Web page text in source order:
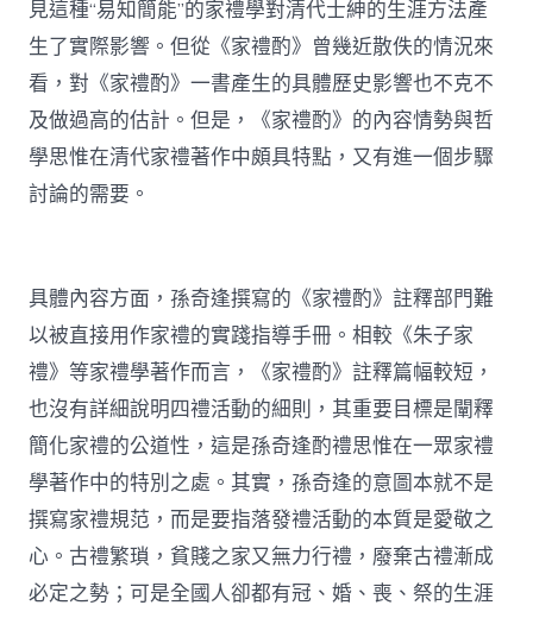
見這種“易知簡能”的家禮學對清代士紳的生涯方法產
生了實際影響。但從《家禮酌》曾幾近散佚的情況來
看，對《家禮酌》一書產生的具體歷史影響也不克不
及做過高的估計。但是，《家禮酌》的內容情勢與哲
學思惟在清代家禮著作中頗具特點，又有進一個步驟
討論的需要。
具體內容方面，孫奇逢撰寫的《家禮酌》註釋部門難
以被直接用作家禮的實踐指導手冊。相較《朱子家
禮》等家禮學著作而言，《家禮酌》註釋篇幅較短，
也沒有詳細說明四禮活動的細則，其重要目標是闡釋
簡化家禮的公道性，這是孫奇逢酌禮思惟在一眾家禮
學著作中的特別之處。其實，孫奇逢的意圖本就不是
撰寫家禮規范，而是要指落發禮活動的本質是愛敬之
心。古禮繁瑣，貧賤之家又無力行禮，廢棄古禮漸成
必定之勢；可是全國人卻都有冠、婚、喪、祭的生涯